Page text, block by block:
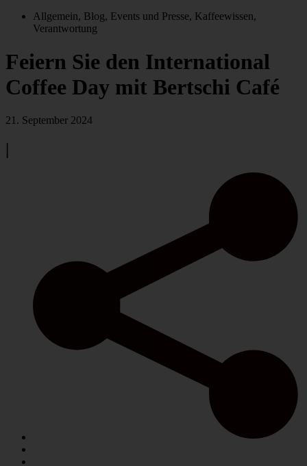
Allgemein, Blog, Events und Presse, Kaffeewissen,
Verantwortung
Feiern Sie den International
Coffee Day mit Bertschi Café
21. September 2024